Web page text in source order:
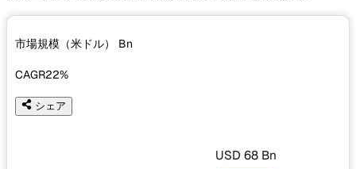
市場規模（米ドル） Bn
CAGR22%
シェア
USD 68 Bn